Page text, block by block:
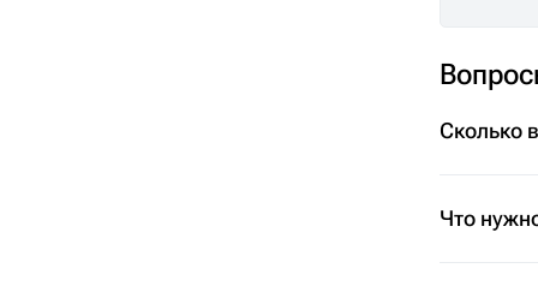
Сколько
Что